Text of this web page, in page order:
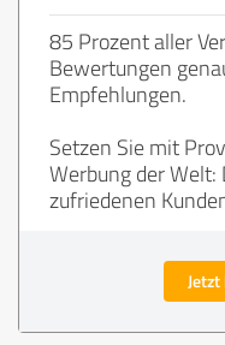
85 Prozent aller
Bewertungen
Empfehlungen.
Setzen Sie mit
Werbung der
zufriedenen